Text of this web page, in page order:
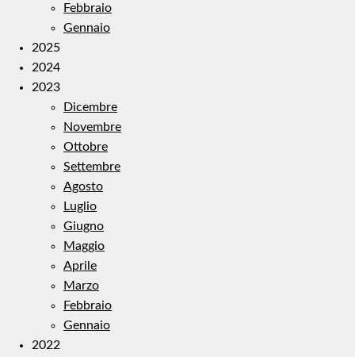
Febbraio
Gennaio
2025
2024
2023
Dicembre
Novembre
Ottobre
Settembre
Agosto
Luglio
Giugno
Maggio
Aprile
Marzo
Febbraio
Gennaio
2022